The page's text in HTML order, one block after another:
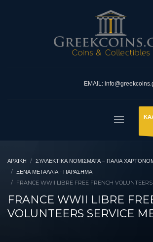
EMAIL:
ΑΡΧΙΚΉ ΣΥΛΛΕΚΤΙΚΆ ΝΟΜΊΣΜΑΤΑ – ΠΑΛΙΆ
ΞΈΝΑ ΜΕΤΆΛΛΙΑ - ΠΑΡΆΣΗΜΑ
FRANCE WWII LIBRE FREE FRENCH
FRANCE WWII LIBRE
VOLUNTEERS SERVICE